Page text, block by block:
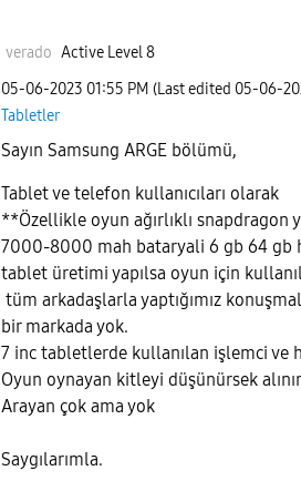
verado Active Level 8
‎05-06-2023 01:55 PM (Last edited ‎05-06-
Tabletler
Sayın Samsung ARGE bölümü,
Tablet ve telefon kullanıcıları olarak
**Özellikle oyun ağırlıklı snapdragon
7000-8000 mah bataryali 6 gb 64 gb
tablet üretimi yapılsa oyun için
tüm arkadaşlarla yaptığımız
bir markada yok.
7 inc tabletlerde kullanılan işlemci ve
Oyun oynayan kitleyi düşünürsek alınır
Arayan çok ama yok
Saygılarımla.